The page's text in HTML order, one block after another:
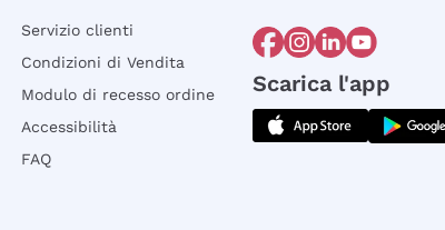
Servizio clienti
Condizioni di Vendita
Modulo di recesso ordine
Accessibilità
FAQ
Scarica l'app